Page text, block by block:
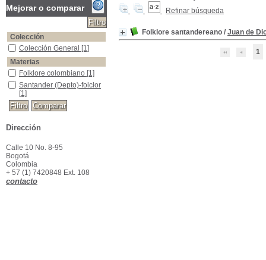
Refinar búsqueda
Folklore santandereano / Juan de
1
Mejorar o comparar
Colección
Colección General
Colección General [1]
Materias
Folklore colombiano
Folklore colombiano [1]
Santander (Depto)-folclor
Santander (Depto)-folclor
[1]
Dirección
Calle 10 No. 8-95
Bogotá
Colombia
+ 57 (1) 7420848 Ext. 108
contacto